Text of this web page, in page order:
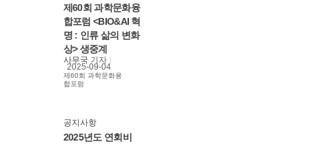
제60회 과학문화융
합포럼 <BIO&AI 혁
명 : 인류 삶의 변화
상> 생중계
사무국 기자
2025-09-04
제60회 과학문화융
합포럼
공지사항
2025년도 연회비